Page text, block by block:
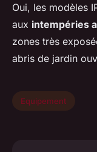
Oui, les modèles
aux intempéries
zones très
abris de jardin
Equipement